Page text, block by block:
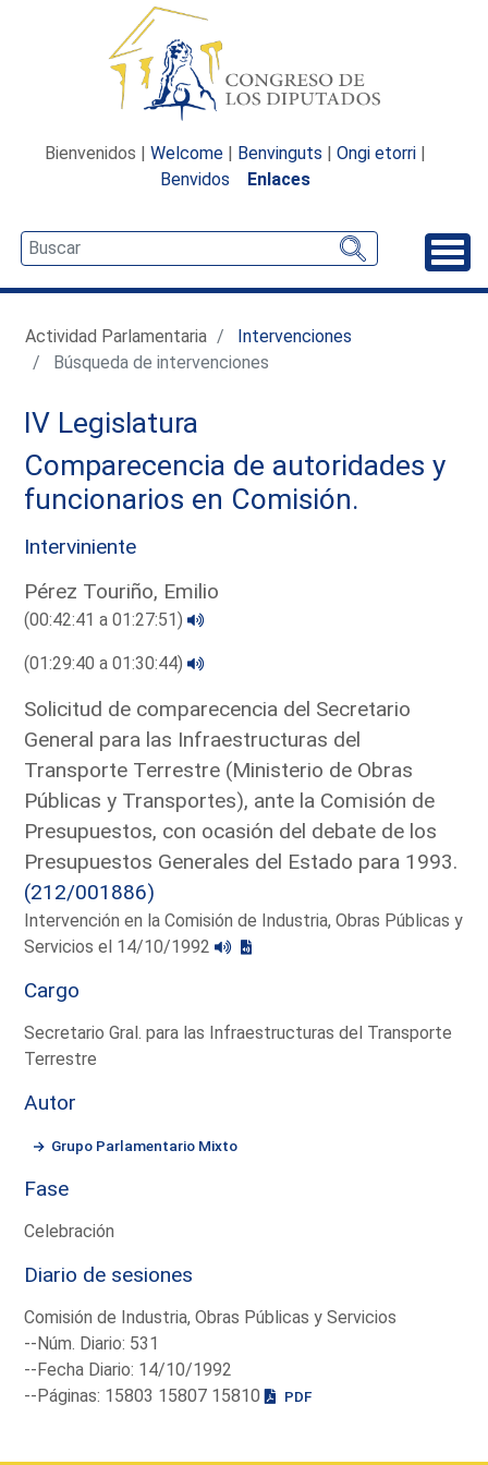
Bienvenidos | Welcome | Benvinguts | Ongi etorri |
Benvidos
Enlaces
Actividad Parlamentaria
Intervenciones
Búsqueda de intervenciones
IV Legislatura
Comparecencia de autoridades y
funcionarios en Comisión.
Interviniente
Pérez Touriño, Emilio
(00:42:41 a 01:27:51)
(01:29:40 a 01:30:44)
Solicitud de comparecencia del Secretario
General para las Infraestructuras del
Transporte Terrestre (Ministerio de Obras
Públicas y Transportes), ante la Comisión de
Presupuestos, con ocasión del debate de los
Presupuestos Generales del Estado para 1993.
(212/001886)
Intervención en la Comisión de Industria, Obras Públicas y
Servicios el 14/10/1992
Cargo
Secretario Gral. para las Infraestructuras del Transporte
Terrestre
Autor
Grupo Parlamentario Mixto
Fase
Celebración
Diario de sesiones
Comisión de Industria, Obras Públicas y Servicios
--Núm. Diario: 531
--Fecha Diario: 14/10/1992
--Páginas: 15803 15807 15810
PDF